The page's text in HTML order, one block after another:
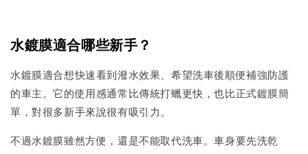
水鍍膜適合哪些新手？
水鍍膜適合想快速看到潑水效果、希望洗車後順便補強防護
的車主。它的使用感通常比傳統打蠟更快，也比正式鍍膜簡
單，對很多新手來說很有吸引力。
不過水鍍膜雖然方便，還是不能取代洗車。車身要先洗乾